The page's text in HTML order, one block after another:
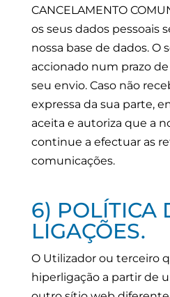
CANCELAMENTO
os seus dados pessoais
nossa base de dados. O
accionado num prazo
seu envio. Caso não
expressa da sua parte,
aceita e autoriza que a
continue a efectuar as
comunicações.
6) POLÍTICA
LIGAÇÕES.
O Utilizador ou terceiro
hiperligação a partir de